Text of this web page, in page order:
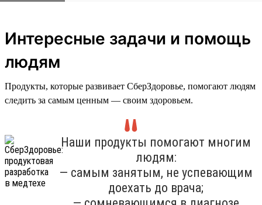
Интересные задачи и помощь
людям
Продукты, которые развивает СберЗдоровье, помогают людям
следить за самым ценным — своим здоровьем.
Наши продукты помогают многим
людям:
— самым занятым, не успевающим
доехать до врача;